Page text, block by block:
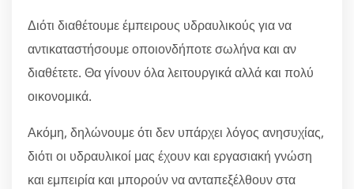
Διότι διαθέτουμε έμπειρους υδραυλικούς για να
αντικαταστήσουμε οποιονδήποτε σωλήνα και αν
διαθέτετε. Θα γίνουν όλα λειτουργικά αλλά και πολύ
οικονομικά.
Ακόμη, δηλώνουμε ότι δεν υπάρχει λόγος ανησυχίας,
διότι οι υδραυλικοί μας έχουν και εργασιακή γνώση
και εμπειρία και μπορούν να ανταπεξέλθουν στα